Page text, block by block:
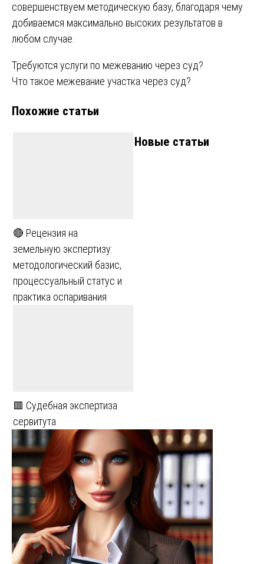
совершенствуем методическую базу, благодаря чему
добиваемся максимально высоких результатов в
любом случае.
Навигация
записям
Требуются услуги по межеванию через суд?
Что такое межевание участка через суд?
Похожие статьи
🔴 Рецензия на
земельную экспертизу:
методологический базис,
процессуальный статус и
практика оспаривания
🟥 Судебная экспертиза
сервитута
Новые статьи